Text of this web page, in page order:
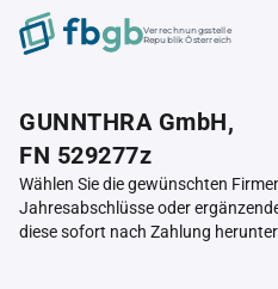
Verrechnungsstelle
Republik Österreich
GUNNTHRA GmbH,
FN 529277z
Wählen Sie die gewünschten
Jahresabschlüsse oder
diese sofort nach Zahlung